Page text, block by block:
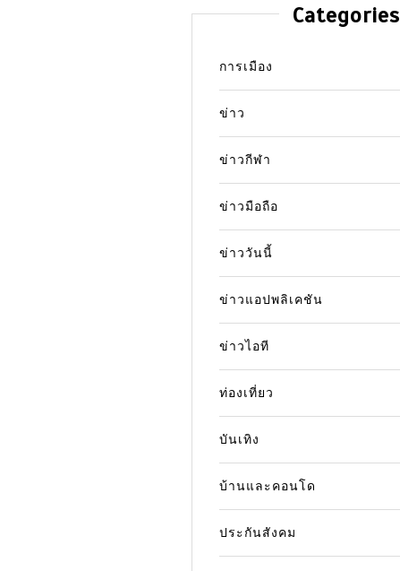
Categories
การเมือง
ข่าว
ข่าวกีฬา
ข่าวมือถือ
ข่าววันนี้
ข่าวแอปพลิเคชัน
ข่าวไอที
ท่องเที่ยว
บันเทิง
บ้านและคอนโด
ประกันสังคม